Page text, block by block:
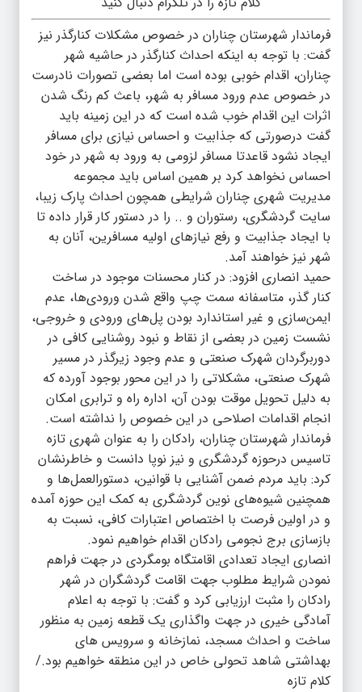
فرماندار شهرستان چناران در خصوص مشکلات کنارگذر نیز
گفت: با توجه به اینکه احداث کنارگذر در حاشیه شهر
چناران، اقدام خوبی بوده است اما بعضی تصورات نادرست
در خصوص عدم ورود مسافر به شهر، باعث کم رنگ شدن
اثرات این اقدام خوب شده است که در این زمینه باید
گفت درصورتی که جذابیت و احساس نیازی برای مسافر
ایجاد نشود قاعدتا مسافر لزومی به ورود به شهر در خود
احساس نخواهد کرد بر همین اساس باید مجموعه
مدیریت شهری چناران شرایطی همچون احداث پارک زیبا،
سایت گردشگری، رستوران و .. را در دستور کار قرار داده تا
با ایجاد جذابیت و رفع نیازهای اولیه مسافرین، آنان به
شهر نیز خواهند آمد.
حمید انصاری افزود: در کنار محسنات موجود در ساخت
کنار گذر، متاسفانه سمت چپ واقع شدن ورودی‌ها، عدم
ایمن‌سازی و غیر استاندارد بودن پل‌های ورودی و خروجی،
نشست زمین در بعضی از نقاط و نبود روشنایی کافی در
دوربرگردان شهرک صنعتی و عدم وجود زیرگذر در مسیر
شهرک صنعتی، مشکلاتی را در این محور بوجود آورده که
به دلیل تحویل موقت بودن آن، اداره راه و ترابری امکان
انجام اقدامات اصلاحی در این خصوص را نداشته است.
فرماندار شهرستان چناران، رادکان را به عنوان شهری تازه
تاسیس درحوزه گردشگری و نیز نوپا دانست و خاطرنشان
کرد: باید مردم ضمن آشنایی با قوانین، دستورالعمل‌ها و
همچنین شیوه‌های نوین گردشگری به کمک این حوزه آمده
و در اولین فرصت با اختصاص اعتبارات کافی، نسبت به
بازسازی برج نجومی رادکان اقدام خواهیم نمود.
انصاری ایجاد تعدادی اقامتگاه بومگردی در جهت فراهم
نمودن شرایط مطلوب جهت اقامت گردشگران در شهر
رادکان را مثبت ارزیابی کرد و گفت: با توجه به اعلام
آمادگی خیری در جهت واگذاری یک قطعه زمین به منظور
ساخت و احداث مسجد، نمازخانه و سرویس های
بهداشتی شاهد تحولی خاص در این منطقه خواهیم بود./
کلام تازه